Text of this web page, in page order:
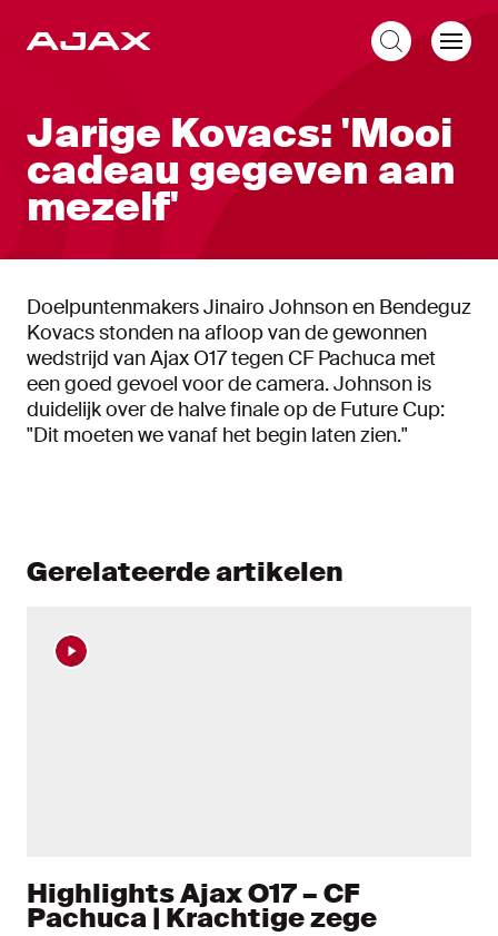
Jarige Kovacs: 'Mooi
cadeau gegeven aan
mezelf'
Doelpuntenmakers Jinairo Johnson en Bendeguz
Kovacs stonden na afloop van de gewonnen
wedstrijd van Ajax O17 tegen CF Pachuca met
een goed gevoel voor de camera. Johnson is
duidelijk over de halve finale op de Future Cup:
"Dit moeten we vanaf het begin laten zien."
Gerelateerde artikelen
Highlights Ajax O17 – CF
Pachuca | Krachtige zege